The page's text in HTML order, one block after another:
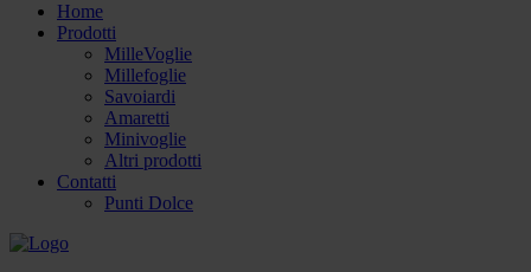
Home
Prodotti
MilleVoglie
Millefoglie
Savoiardi
Amaretti
Minivoglie
Altri prodotti
Contatti
Punti Dolce